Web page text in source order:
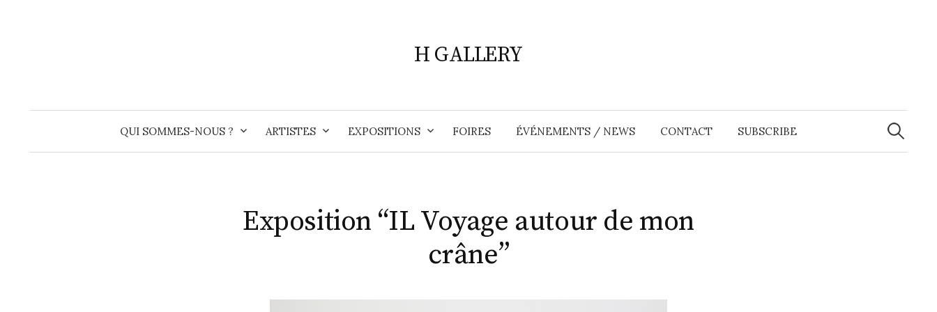
H GALLERY
QUI SOMMES-NOUS ? ARTISTES EXPOSITIONS FOIRES ÉVÉNEMENTS / NEWS CONTACT SUBSCRIBE
Search
for:
Exposition “IL Voyage autour de mon
crâne”